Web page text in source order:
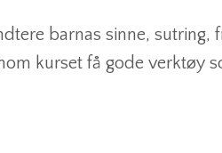
barnas sinne,
kurset få gode verktøy